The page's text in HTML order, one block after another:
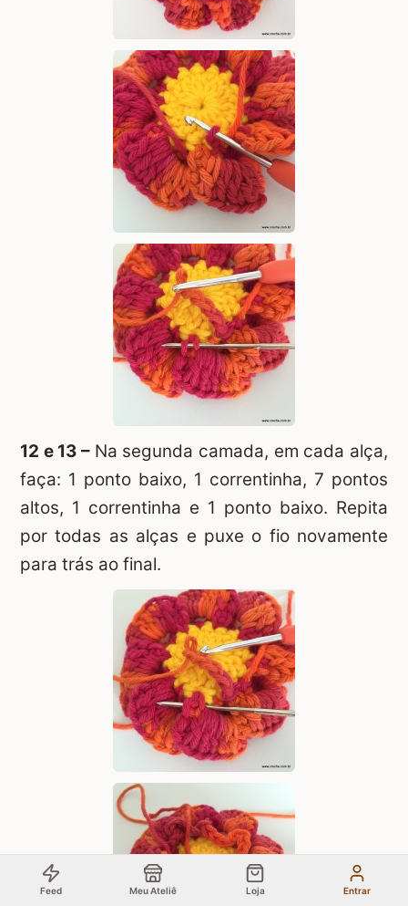
12 e 13 –Na segunda camada, em cada alça,
faça: 1 ponto baixo, 1 correntinha, 7 pontos
altos, 1 correntinha e 1 ponto baixo. Repita
por todas as alças e puxe o fio novamente
para trás ao final.
Feed Meu Ateliê Loja Entrar